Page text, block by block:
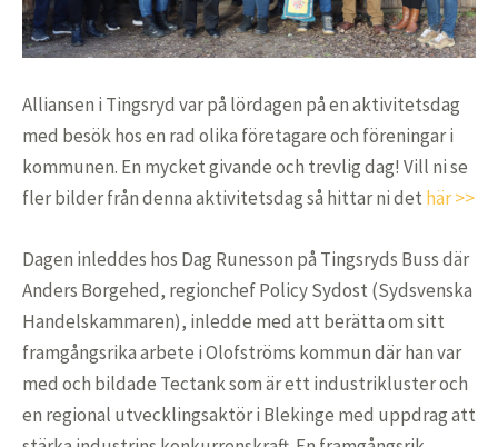
Alliansen i Tingsryd var på lördagen på en aktivitetsdag
med besök hos en rad olika företagare och föreningar i
kommunen. En mycket givande och trevlig dag! Vill ni se
fler bilder från denna aktivitetsdag så hittar ni det här >>
Dagen inleddes hos Dag Runesson på Tingsryds Buss där
Anders Borgehed, regionchef Policy Sydost (Sydsvenska
Handelskammaren), inledde med att berätta om sitt
framgångsrika arbete i Olofströms kommun där han var
med och bildade Tectank som är ett industrikluster och
en regional utvecklingsaktör i Blekinge med uppdrag att